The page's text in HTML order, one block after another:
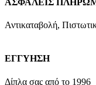
ΑΣΦΑΛΕΙΣ
Αντικαταβολή,
ΕΓΓΥΗΣΗ
Δίπλα σας από το 1996